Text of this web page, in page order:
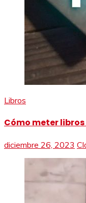
Libros
Cómo meter
diciembre 26, 2023